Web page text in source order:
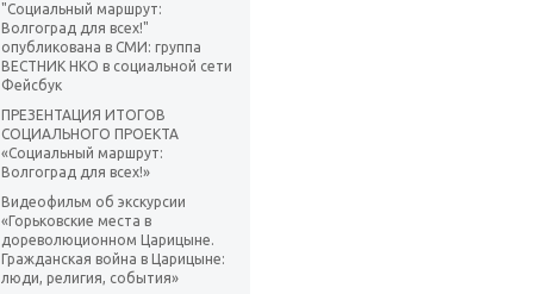
"Социальный маршрут:
Волгоград для всех!"
опубликована в СМИ: группа
ВЕСТНИК НКО в социальной сети
Фейсбук
ПРЕЗЕНТАЦИЯ ИТОГОВ
СОЦИАЛЬНОГО ПРОЕКТА
«Социальный маршрут:
Волгоград для всех!»
Видеофильм об экскурсии
«Горьковские места в
дореволюционном Царицыне.
Гражданская война в Царицыне:
люди, религия, события»